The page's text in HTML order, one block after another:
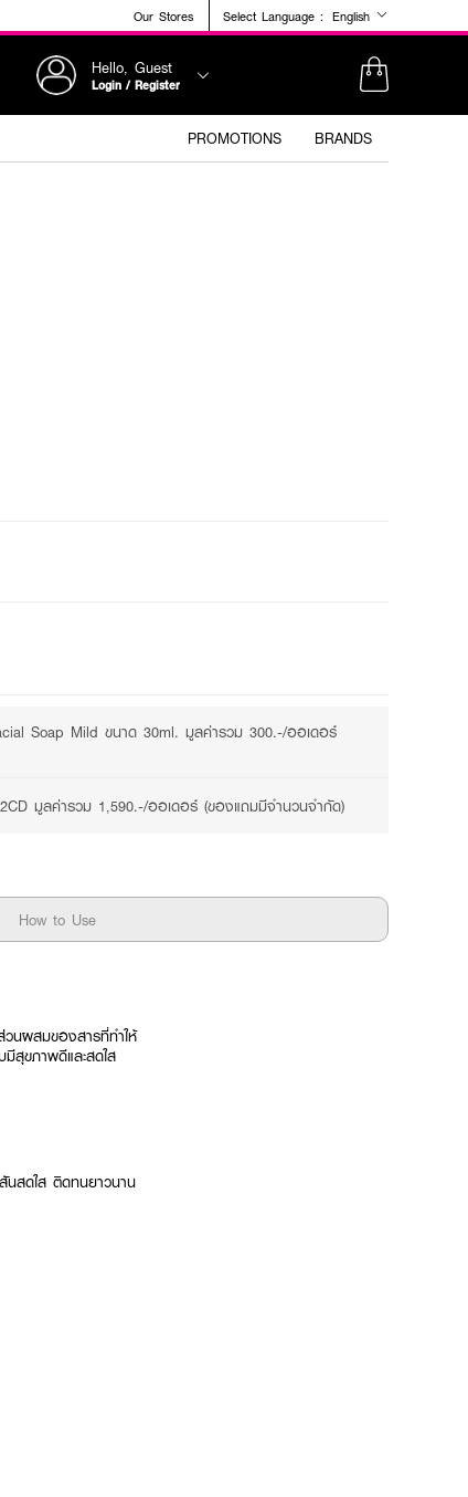
Our Stores Select Language : English
Hello, Guest
Login / Register
PROMOTIONS BRANDS
Soap Mild ขนาด 30ml. มูลค่ารวม 300.-/ออเดอร์
มูลค่ารวม 1,590.-/ออเดอร์ (ของแถมมีจำนวนจำกัด)
How to Use
นผสมของสารที่ทําให้
สุขภาพดีและสดใส
นสดใส ติดทนยาวนาน